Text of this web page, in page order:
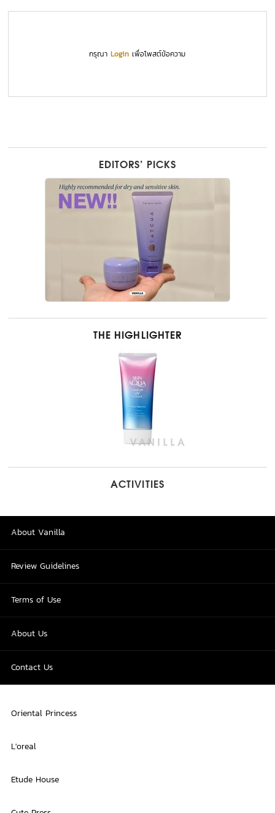
กรุณาLogin เพื่อโพสต์ข้อความ
EDITORS’ PICKS
THE HIGHLIGHTER
ACTIVITIES
About Vanilla
Review Guidelines
Terms of Use
About Us
Contact Us
Oriental Princess
L'oreal
Etude House